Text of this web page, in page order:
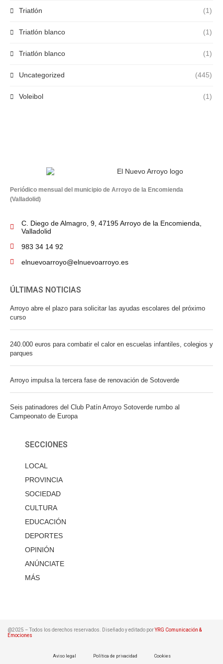
Triatlón (1)
Triatlón blanco (1)
Triatlón blanco (1)
Uncategorized (445)
Voleibol (1)
Periódico mensual del municipio de Arroyo de la Encomienda
(Valladolid)
C. Diego de Almagro, 9, 47195 Arroyo de la Encomienda,
Valladolid
983 34 14 92
elnuevoarroyo@elnuevoarroyo.es
ÚLTIMAS NOTICIAS
Arroyo abre el plazo para solicitar las ayudas escolares del próximo
curso
240.000 euros para combatir el calor en escuelas infantiles, colegios y
parques
Arroyo impulsa la tercera fase de renovación de Sotoverde
Seis patinadores del Club Patín Arroyo Sotoverde rumbo al
Campeonato de Europa
SECCIONES
LOCAL
PROVINCIA
SOCIEDAD
CULTURA
EDUCACIÓN
DEPORTES
OPINIÓN
ANÚNCIATE
MÁS
@2025 – Todos los derechos reservados. Diseñado y editado porYRG Comunicación &
Emociones
Aviso legal Política de privacidad Cookies